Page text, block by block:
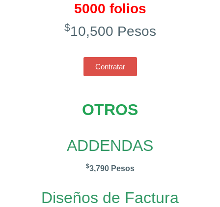
5000 folios
$10,500 Pesos
Contratar
OTROS
ADDENDAS
$3,790 Pesos
Diseños de Factura